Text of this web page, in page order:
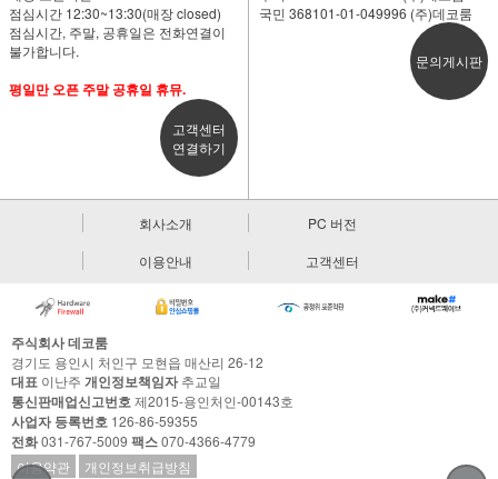
점심시간 12:30~13:30(매장 closed)
점심시간, 주말, 공휴일은 전화연결이
불가합니다.
평일만 오픈 주말 공휴일 휴뮤.
고객센터
연결하기
국민 368101-01-049996 (주)데코룸
문의게시판
회사소개
PC 버전
이용안내
고객센터
주식회사 데코룸
경기도 용인시 처인구 모현읍 매산리 26-12
대표 이난주 개인정보책임자추교일
통신판매업신고번호 제2015-용인처인-00143호
사업자 등록번호 126-86-59355
전화031-767-5009 팩스070-4366-4779
이용약관
개인정보취급방침